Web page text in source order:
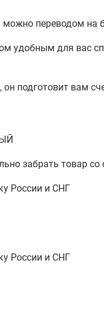
переводом на
удобным для вас
подготовит вам
забрать товар
России и СНГ
России и СНГ